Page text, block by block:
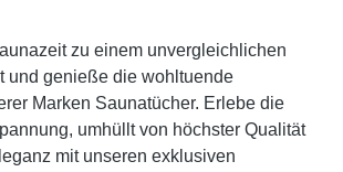
zu einem unvergleichlichen
und genieße die wohltuende
Marken Saunatücher. Erlebe die
umhüllt von höchster Qualität
mit unseren exklusiven